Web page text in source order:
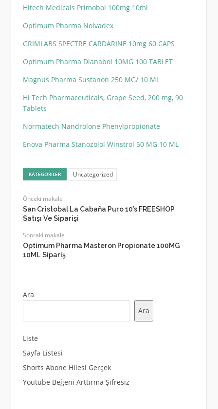
Hitech Medicals Primobol 100mg 10ml
Optimum Pharma Nolvadex
GRIMLABS SPECTRE CARDARINE 10mg 60 CAPS
Optimum Pharma Dianabol 10MG 100 TABLET
Magnus Pharma Sustanon 250 MG/ 10 ML
Hi Tech Pharmaceuticals, Grape Seed, 200 mg, 90
Tablets
Normatech Nandrolone Phenylpropionate
Enova Pharma Stanozolol Winstrol 50 MG 10 ML
KATEGORILER Uncategorized
Önceki makale
San Cristobal La Cabaña Puro 10’s FREESHOP
Satışı Ve Siparişi
Sonraki makale
Optimum Pharma Masteron Propionate 100MG
10ML Sipariş
Ara
Ara
Liste
Sayfa Listesi
Shorts Abone Hilesi Gerçek
Youtube Beğeni Arttırma Şifresiz